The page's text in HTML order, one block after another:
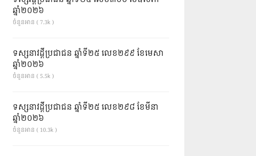
ឆ្នាំ២០២៦
ចំនួនអាន ( 7.3k )
ទស្សនាវដ្ដីប្រជាជន ឆ្នាំទី២៥ លេខ២៩៩ ខែមេសា
ឆ្នាំ២០២៦
ចំនួនអាន ( 5.5k )
ទស្សនាវដ្ដីប្រជាជន ឆ្នាំទី២៥ លេខ២៩៨ ខែមីនា
ឆ្នាំ២០២៦
ចំនួនអាន ( 10.3k )